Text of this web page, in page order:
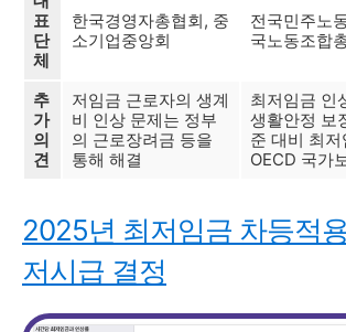
표
단
체
한국경영자총협회, 중
소기업중앙회
전국민주노
국노동조합
추
가
의
견
저임금 근로자의 생계
비 인상 문제는 정부
의 근로장려금 등을
통해 해결
최저임금 인
생활안정 보
준 대비 최
OECD 국가
2025년 최저임금 차등적
저시급 결정